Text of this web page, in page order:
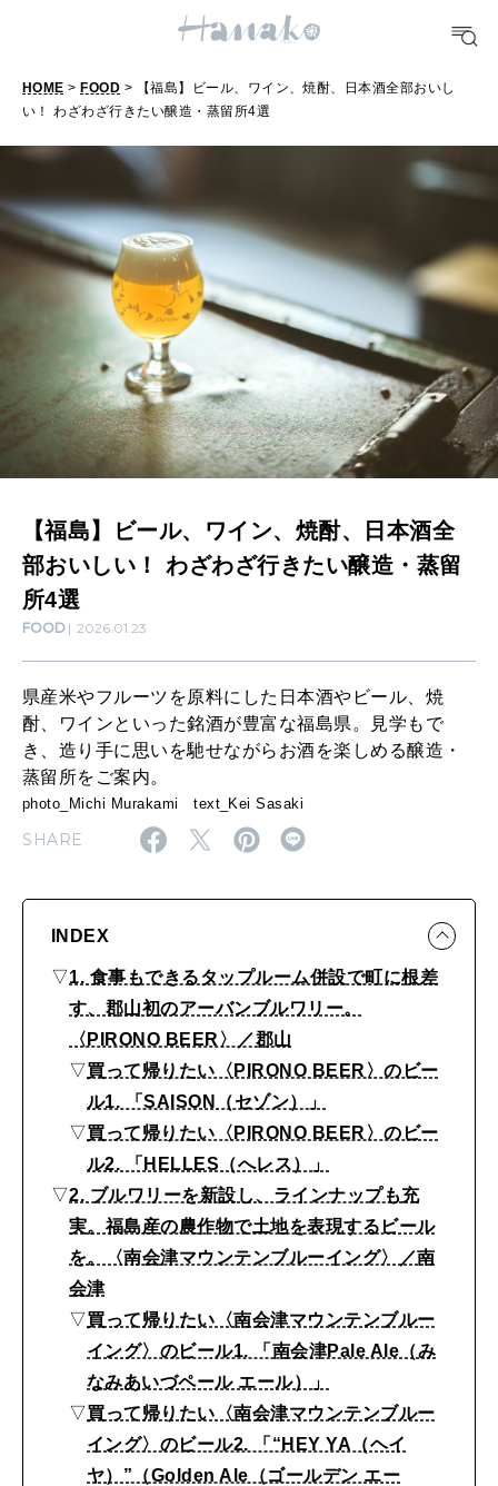
[12星座別] Monthly Love Holoscope
算命学がわかる今月のあなた
自分にやさしく
LEARN
MAMA
ママもいろいろ
SUSTAINABLE
わたしができること
CULTURE
自分を耕す
WORK&MONEY
いい人生って？
MAGAZINE
特集
2026年9月号「北海道 おいしく遊ぶ、夏のご褒美旅。」
2026年8月号『お茶の時間です。』
2026年7月号「鎌倉 ローカルが 教えてくれた 本当の歩き方。」
2026年6月号「大銀座 トレンドが生まれる 新しい一流店へ。」
2026年4月号「未来をつくる、学びの教科書。」
2026年3月号「スイーツ予想図 2026」
2026年1月号「猫がいれば、幸せ」
2025年12月号「お酒の新常識。」
MAGAZINE
【
福
島
】
ビ
ワ
イ
、
焼
酎
、
本
酒
全
部
い
し
い
行
HOME > FOOD > 【福島】ビール、ワイン、焼酎、日本酒全部おいし
い！ わざわざ行きたい醸造・蒸留所4選
【福島】ビール、ワイン、焼酎、日本酒全
部おいしい！ わざわざ行きたい醸造・蒸留
所4選
FOOD 2026.01.23
県産米やフルーツを原料にした日本酒やビール、焼
酎、ワインといった銘酒が豊富な福島県。見学もで
き、造り手に思いを馳せながらお酒を楽しめる醸造・
蒸留所をご案内。
photo_Michi Murakami text_Kei Sasaki
SHARE
INDEX
▽1. 食事もできるタップルーム併設で町に根差
す、郡山初のアーバンブルワリー。
〈PIRONO BEER〉／郡山
▽買って帰りたい〈PIRONO BEER〉のビー
ル1. 「SAISON（セゾン）」
▽買って帰りたい〈PIRONO BEER〉のビー
ル2. 「HELLES（へレス）」
▽2. ブルワリーを新設し、ラインナップも充
実。福島産の農作物で土地を表現するビール
を。〈南会津マウンテンブルーイング〉／南
会津
▽買って帰りたい〈南会津マウンテンブルー
イング〉のビール1. 「南会津Pale Ale（み
なみあいづペール エール）」
▽買って帰りたい〈南会津マウンテンブルー
イング〉のビール2. 「“HEY YA（ヘイ
ヤ）”（Golden Ale（ゴールデン エー